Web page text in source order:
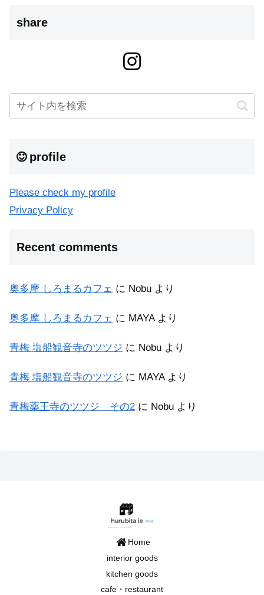
share
profile
Please check my profile
Privacy Policy
Recent comments
奥多摩 しろまるカフェ に Nobu より
奥多摩 しろまるカフェ に MAYAより
青梅 塩船観音寺のツツジ に Nobu より
青梅 塩船観音寺のツツジ に MAYAより
青梅薬王寺のツツジ その2 に Nobu より
Home
interior goods
kitchen goods
cafe・restaurant